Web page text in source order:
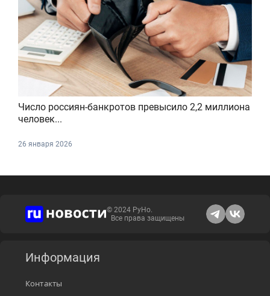
Число россиян-банкротов превысило 2,2 миллиона
человек...
26 января 2026
© 2024 РуНо.
Все права защищены
Информация
Контакты